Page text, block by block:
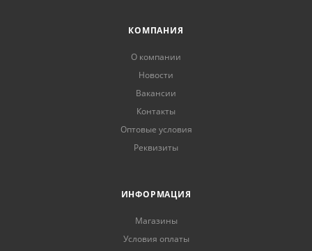
КОМПАНИЯ
О компании
Новости
Вакансии
Контакты
Оптовые условия
Реквизиты
ИНФОРМАЦИЯ
Магазины
Условия оплаты